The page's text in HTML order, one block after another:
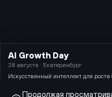
Продолжая
© 2014-2026 ИТ-компания Alto.
ИТ-аккредитация
Партнерская программа
AI Growth Day
28 августа · Екатеринбург
Искусственный интеллект для